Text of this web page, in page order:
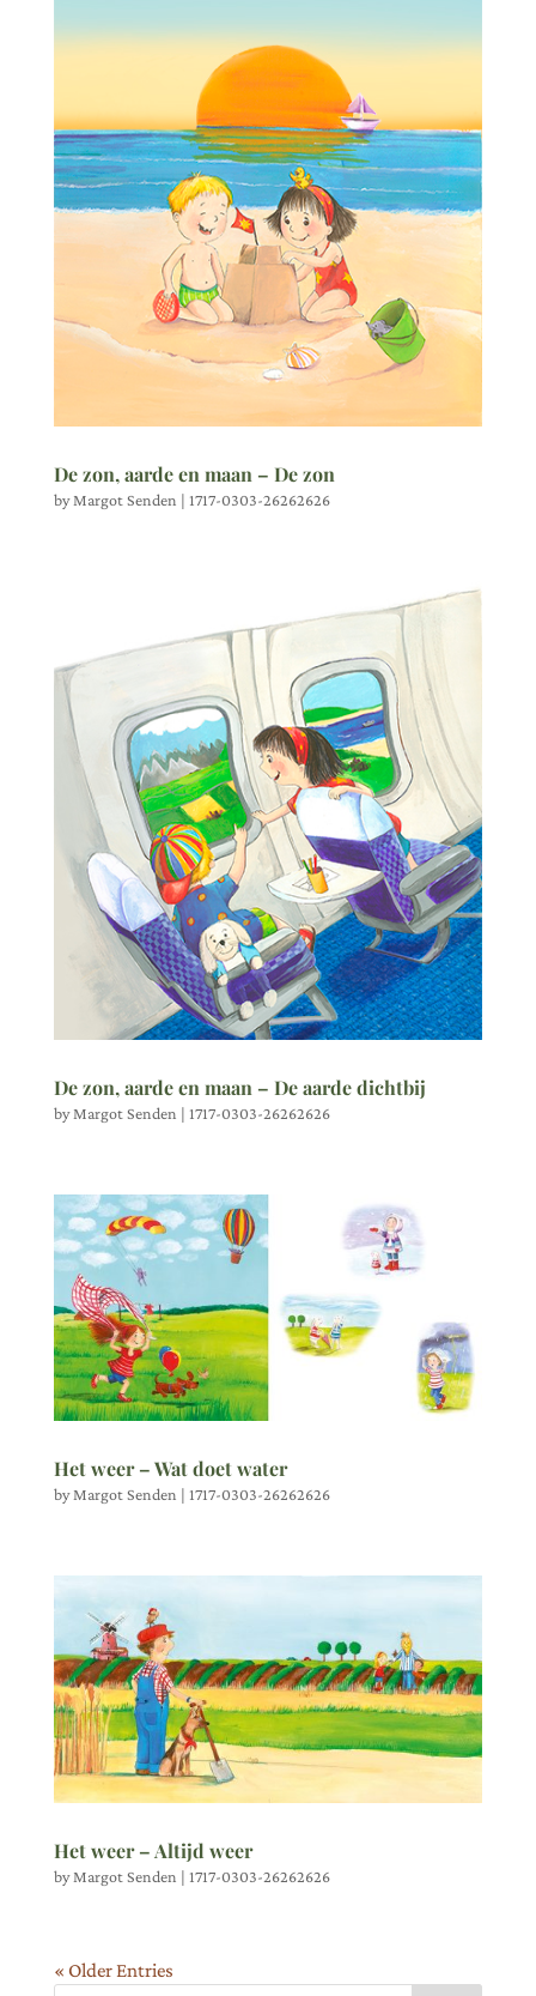
De zon, aarde en maan – De zon
byMargot Senden | 1717-0303-26262626
De zon, aarde en maan – De aarde dichtbij
byMargot Senden | 1717-0303-26262626
Het weer – Wat doet water
byMargot Senden | 1717-0303-26262626
Het weer – Altijd weer
byMargot Senden | 1717-0303-26262626
« Older Entries